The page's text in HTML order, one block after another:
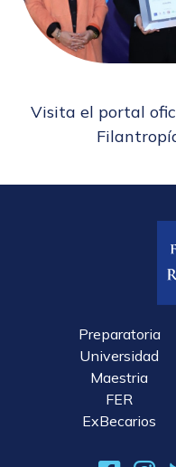
Visita el portal
Preparatoria
Universidad
Maestria
FER
ExBecarios